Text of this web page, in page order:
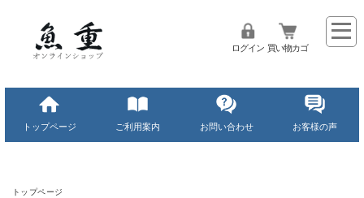
ログイン 買い物カゴ
トップページ ご利用案内 お問い合わせ お客様の声
トップページ